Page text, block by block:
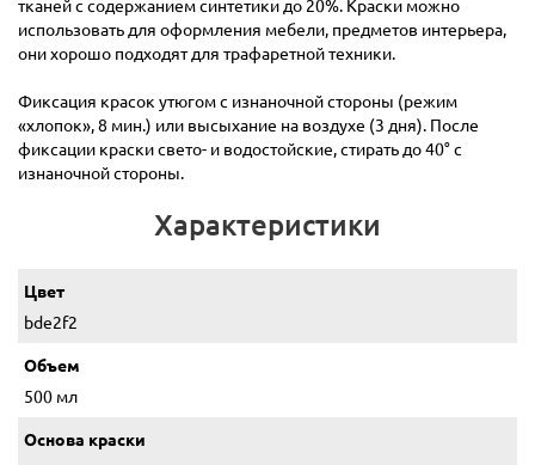
тканей с содержанием синтетики до 20%. Краски можно
использовать для оформления мебели, предметов интерьера,
они хорошо подходят для трафаретной техники.
Фиксация красок утюгом с изнаночной стороны (режим
«хлопок», 8 мин.) или высыхание на воздухе (3 дня). После
фиксации краски свето- и водостойские, стирать до 40° с
изнаночной стороны.
Характеристики
Цвет
bde2f2
Объем
500 мл
Основа краски